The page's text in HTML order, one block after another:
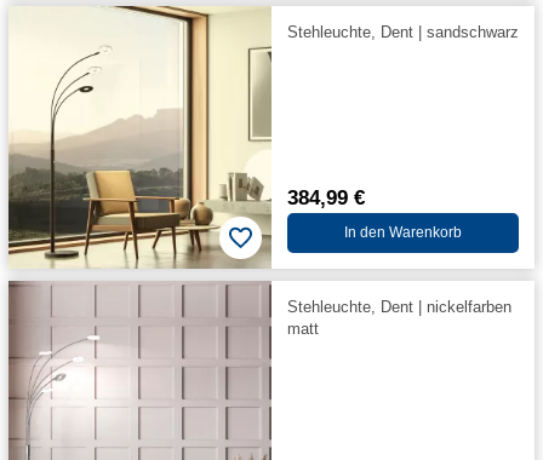
Stehleuchte, Dent | sandschwarz
384,99 €
In den Warenkorb
Stehleuchte, Dent | nickelfarben
matt